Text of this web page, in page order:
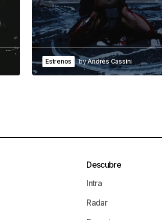
Estrenos byAndrés Cassini
Descubre
Intra
Radar